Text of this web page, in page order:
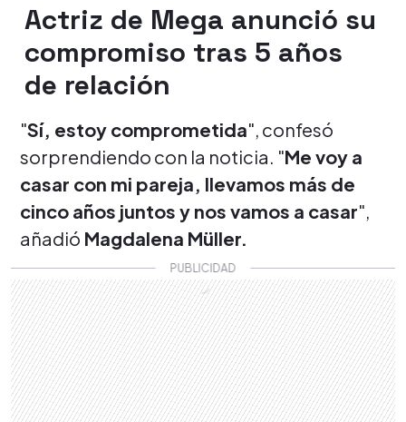
Actriz de Mega anunció su
compromiso tras 5 años
de relación
"Sí, estoy comprometida", confesó
sorprendiendo con la noticia. "Me voy a
casar con mi pareja, llevamos más de
cinco años juntos y nos vamos a casar",
añadió Magdalena Müller.